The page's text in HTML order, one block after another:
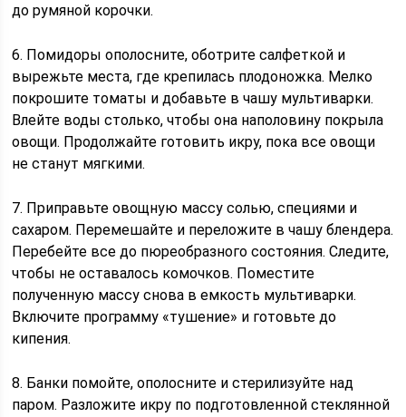
до румяной корочки.
6. Помидоры ополосните, оботрите салфеткой и
вырежьте места, где крепилась плодоножка. Мелко
покрошите томаты и добавьте в чашу мультиварки.
Влейте воды столько, чтобы она наполовину покрыла
овощи. Продолжайте готовить икру, пока все овощи
не станут мягкими.
7. Приправьте овощную массу солью, специями и
сахаром. Перемешайте и переложите в чашу блендера.
Перебейте все до пюреобразного состояния. Следите,
чтобы не оставалось комочков. Поместите
полученную массу снова в емкость мультиварки.
Включите программу «тушение» и готовьте до
кипения.
8. Банки помойте, ополосните и стерилизуйте над
паром. Разложите икру по подготовленной стеклянной